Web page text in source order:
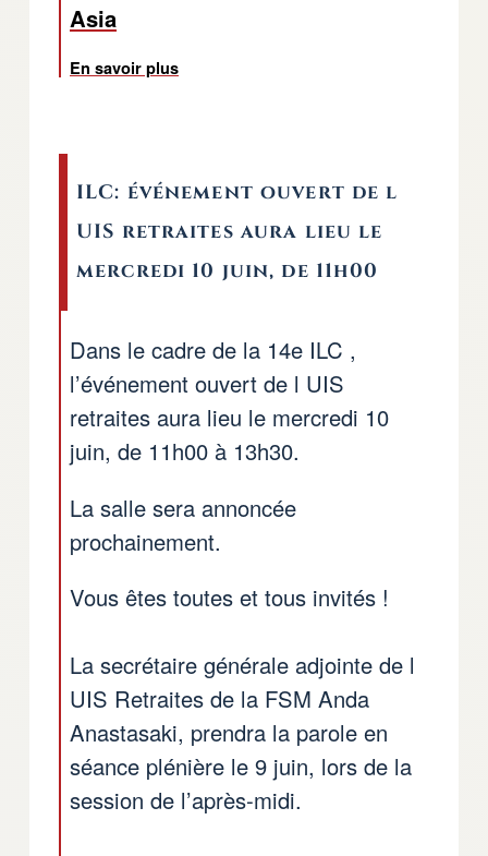
Asia
En savoir plus
ILC: événement ouvert de l
UIS retraites aura lieu le
mercredi 10 juin, de 11h00
Dans le cadre de la 14e ILC ,
l’événement ouvert de l UIS
retraites aura lieu le mercredi 10
juin, de 11h00 à 13h30.
La salle sera annoncée
prochainement.
Vous êtes toutes et tous invités !
La secrétaire générale adjointe de l
UIS Retraites de la FSM Anda
Anastasaki, prendra la parole en
séance plénière le 9 juin, lors de la
session de l’après-midi.